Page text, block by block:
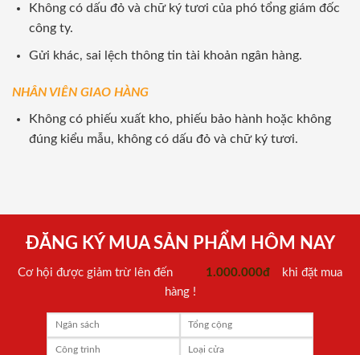
Không có dấu đỏ và chữ ký tươi của phó tổng giám đốc
công ty.
Gửi khác, sai lệch thông tin tài khoản ngân hàng.
NHÂN VIÊN GIAO HÀNG
Không có phiếu xuất kho, phiếu bảo hành hoặc không
đúng kiểu mẫu, không có dấu đỏ và chữ ký tươi.
ĐĂNG KÝ MUA SẢN PHẨM HÔM NAY
Cơ hội được giảm trừ lên đến 1.000.000đ
khi đặt mua
hàng !